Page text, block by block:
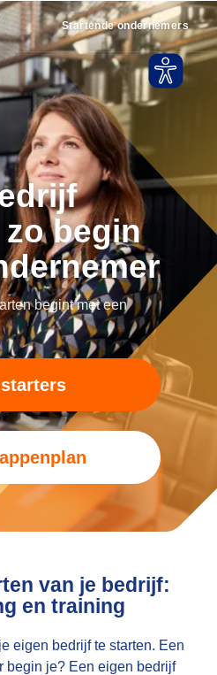
Startende ondernemers
begin
begint met een
van je bedrijf:
en training
eigen bedrijf te starten. Een
begin je? Een eigen bedrijf